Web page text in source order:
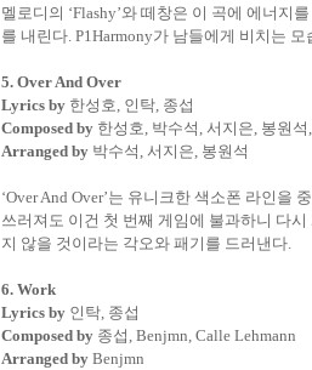
멜로디의 ‘Flashy’와 떼창은 이 곡에 에너지
를 내린다. P1Harmony가 남들에게 비치는 모
5. Over And Over
Lyrics by 한성호, 인탁, 종섭
Composed by 한성호, 박수석 , 서지은, 봉원석
Arranged by 박수석 , 서지은, 봉원석
‘Over And Over’는 유니크한 색소폰 라인을
쓰러져도 이건 첫 번째 게임에 불과하니 다시
지 않을 것이라는 각오와 패기를 드러낸다.
6. Work
Lyrics by 인탁, 종섭
Composed by 종섭 , Benjmn, Calle Lehmann
Arranged by Benjmn